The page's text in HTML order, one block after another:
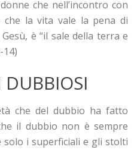
che nell’incontro con
che la vita vale la pena di
è “il sale della terra e
14)
DUBBIOSI
che del dubbio ha fatto
il dubbio non è sempre
solo i superficiali e gli stolti